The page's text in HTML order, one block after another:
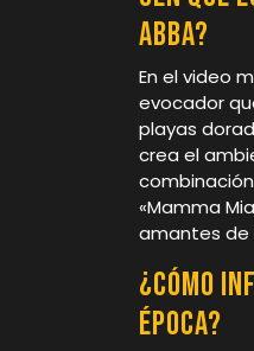
ABBA?
En el video
evocador
playas
crea el
«Mamma
amantes de
¿Cómo
época?